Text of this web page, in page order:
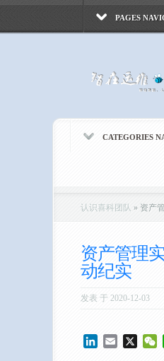
PAGES
CATEGORIES
认识喜科团队 » 资产
资产管理
动纪实
发表 于 2020-12-03
LinkedIn
Email X